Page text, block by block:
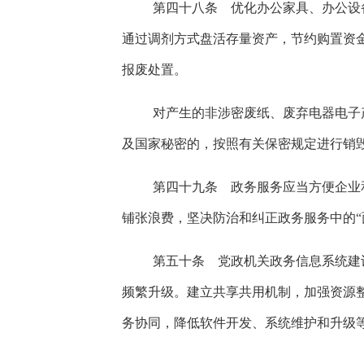
第四十八条 优化办公家具、办公设
通过调剂方式盘活存量资产，节约购置资
报废处置。
对产生的非涉密废纸、废弃电器电
及国家秘密的，按照有关保密规定进行销
第四十九条 政务服务应当方便企业
铺张浪费，坚决防治和纠正政务服务中的
第五十条 党政机关政务信息系统建
频繁升级。建立共享共用机制，加强资源
务协同，降低软件开发、系统维护和升级